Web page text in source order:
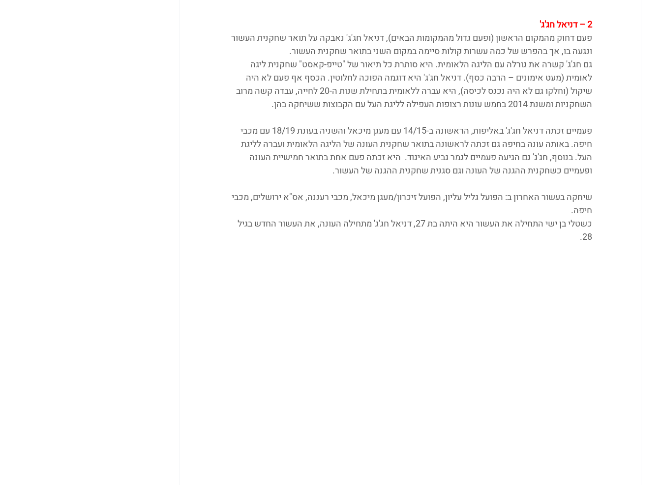
2 – דניאל חג'ג'
פעם דחוק מהמקום הראשון (ופעם גדול מהמקומות הבאים), דניאל חג'ג' נאבקה על תואר שחקנית העשור
ונגעה בו, אך בהפרש של כמה עשרות קולות סיימה במקום השני בתואר שחקנית העשור.
גם חג'ג' קשרה את גורלה עם הליגה הלאומית. היא סותרת כל תיאור של "טייפ-קאסט" שחקנית ליגה
לאומית (מעט אימונים – הרבה כסף). דניאל חג'ג' היא דוגמה הפוכה לחלוטין. הכסף אף פעם לא היה
שיקול (וחלקו גם לא היה נכנס לכיסה), היא עברה ללאומית בתחילת שנות ה-20 לחייה, עבדה קשה מרוב
השחקניות ומשנת 2014 בחמש עונות רצופות העפילה לליגת העל עם הקבוצות ששיחקה בהן.
פעמיים זכתה דניאל חג'ג' באליפות, הראשונה ב-14/15 עם מעגן מיכאל והשניה בעונת 18/19 עם מכבי
חיפה. באותה עונה בחיפה גם זכתה לראשונה בתואר שחקנית העונה של הליגה הלאומית ועברה לליגת
העל. בנוסף, חג'ג' גם הגיעה פעמיים לגמר גביע האיגוד.  היא זכתה פעם אחת בתואר חמישיית העונה
ופעמיים כשחקנית ההגנה של העונה וגם סגנית שחקנית ההגנה של העשור.
שיחקה בעשור האחרון ב: הפועל גליל עליון, הפועל זיכרון/מעגן מיכאל, מכבי רעננה, אס"א ירושלים, מכבי
חיפה.
כשטלי בן ישי התחילה את העשור היא היתה בת 27, דניאל חג'ג' מתחילה העונה, את העשור החדש בגיל
28.